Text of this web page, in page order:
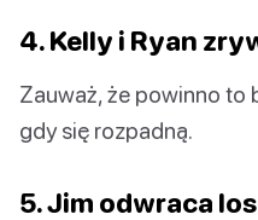
4. Kelly i Ryan
Zauważ, że powinno to
gdy się rozpadną.
5. Jim odwraca